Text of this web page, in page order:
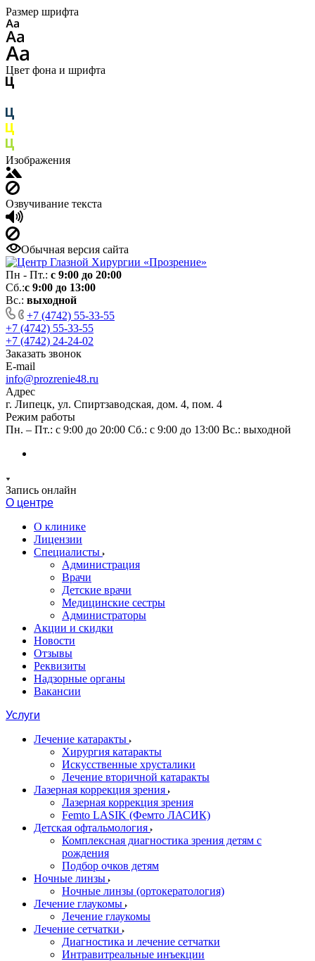
Размер шрифта
Цвет фона и шрифта
Изображения
Озвучивание текста
Обычная версия сайта
Пн - Пт.: с 9:00 до 20:00
Сб.:с 9:00 до 13:00
Вс.: выходной
+7 (4742) 55-33-55
+7 (4742) 55-33-55
+7 (4742) 24-24-02
Заказать звонок
E-mail
info@prozrenie48.ru
Адрес
г. Липецк, ул. Спиртзаводская, дом. 4, пом. 4
Режим работы
Пн. – Пт.: с 9:00 до 20:00 Сб.: с 9:00 до 13:00 Вс.: выходной
Запись онлайн
О центре
О клинике
Лицензии
Специалисты
Администрация
Врачи
Детские врачи
Медицинские сестры
Администраторы
Акции и скидки
Новости
Отзывы
Реквизиты
Надзорные органы
Вакансии
Услуги
Лечение катаракты
Хирургия катаракты
Искусственные хрусталики
Лечение вторичной катаракты
Лазерная коррекция зрения
Лазерная коррекция зрения
Femto LASIK (Фемто ЛАСИК)
Детская офтальмология
Комплексная диагностика зрения детям c
рождения
Подбор очков детям
Ночные линзы
Ночные линзы (ортокератология)
Лечение глаукомы
Лечение глаукомы
Лечение сетчатки
Диагностика и лечение сетчатки
Интравитреальные инъекции